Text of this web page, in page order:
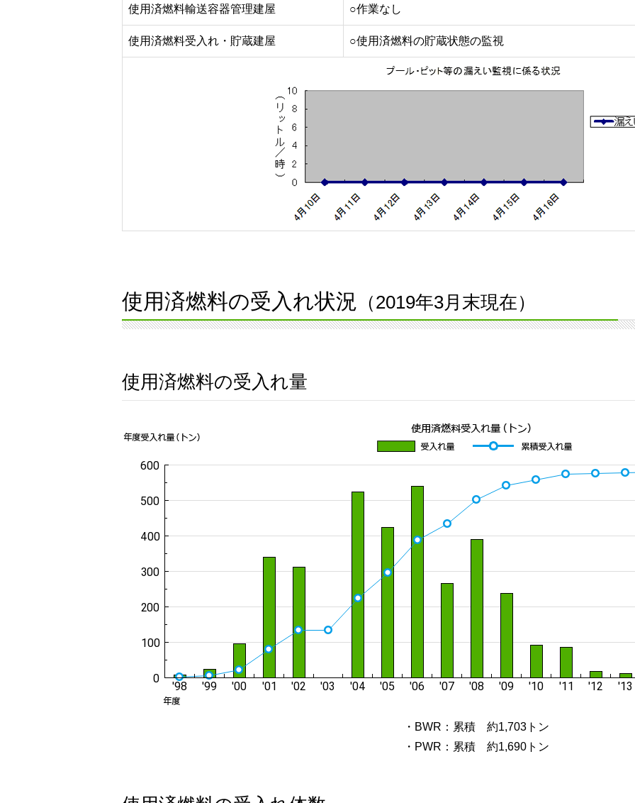
使用済燃料輸送容器管理建屋 ○作業なし
使用済燃料受入れ・貯蔵建屋 ○使用済燃料の貯蔵状態の監視
使用済燃料の受入れ状況 （2019年3月末現在）
使用済燃料の受入れ量
・BWR：累積 約1,703トン
・PWR：累積 約1,690トン